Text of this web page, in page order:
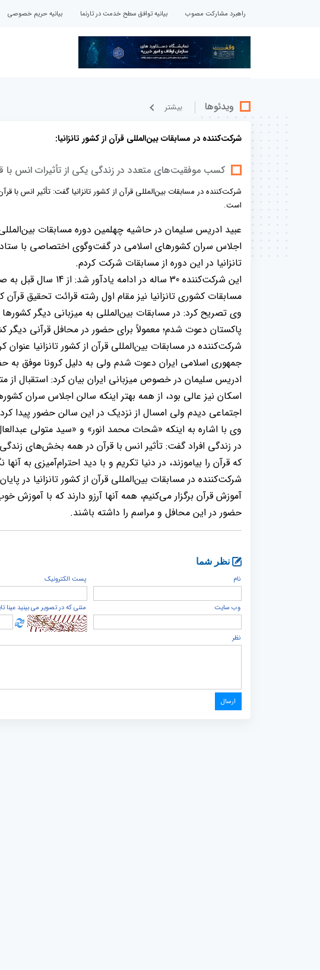
راهبرد مشارکت مصوب بیانیه توافق سطح خدمت در تارنما بیانیه حریم خصوصی
ویدئوها بيشتر
شرکت‌کننده در مسابقات بین‌المللی قرآن از کشور تانزانیا:
کسب موفقیت‌های متعدد در زندگی یکی از تأثیرات انس با
شرکت‌کننده در مسابقات بین‌المللی قرآن از کشور تانزانیا گفت: تأثیر
است.
عبید ادریس سلیمان در حاشیه چهلمین دوره مسابقات
اجلاس سران کشورهای اسلامی در گفت‌وگوی اختصاصی با ستاد
تانزانیا در این دوره از مسابقات شرکت کردم.
این شرکت‌کننده 30
مسابقات کشوری تانزانیا نیز مقام اول رشته قرائت تحقیق
وی تصریح کرد: در مسابقات بین‌المللی به میزبانی دیگر
پاکستان دعوت شدم؛ معمولاً برای حضور در محافل قرآنی
شرکت‌کننده در مسابقات بین‌المللی قرآن از کشور تانزانیا
جمهوری اسلامی ایران دعوت شدم ولی به دلیل کرونا موفق به
ادریس سلیمان در خصوص میزبانی ایران بیان کرد: استقبال
اسکان نیز عالی بود، از همه بهتر اینکه سالن اجلاس سران
اجتماعی دیدم ولی امسال از نزدیک در این سالن حضور پیدا
وی با اشاره به اینکه «شحات محمد انور» و «سید متولی
در زندگی افراد گفت: تأثیر انس با قرآن در همه بخش‌های
که قرآن را بیاموزند، در دنیا تکریم و با دید احترام‌آمیزی به
شرکت‌کننده در مسابقات بین‌المللی قرآن از کشور تانزانیا در
آموزش قرآن برگزار می‌کنیم، همه آنها آرزو دارند که با
حضور در این محافل و مراسم را داشته باشند.
نظر شما
نام
پست الكترونيک
وب سایت متنی که در تصویر می بینید عینا
نظر